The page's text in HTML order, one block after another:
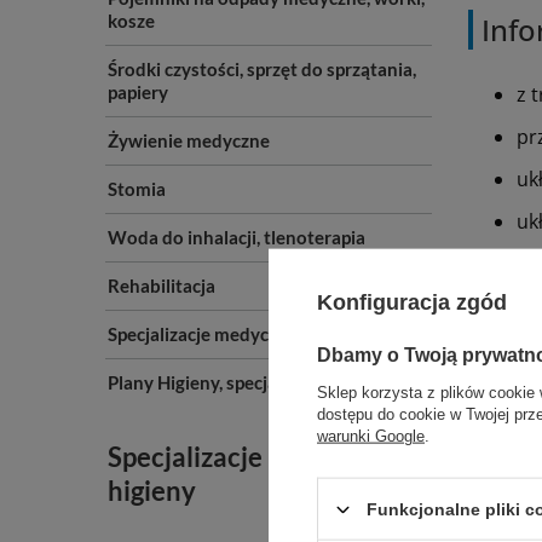
kosze
Środki czystości, sprzęt do sprzątania,
papiery
Żywienie medyczne
Stomia
Woda do inhalacji, tlenoterapia
Rehabilitacja
Specjalizacje medyczne A-Z
Plany Higieny, specjalizacje
Specjalizacje i plany
higieny
z
W
Konfiguracja zgód
Dbamy o Twoją
Sklep korzysta z plików cookie
dostępu do cookie w Twojej
warunki Google
Funkcjonalne pliki